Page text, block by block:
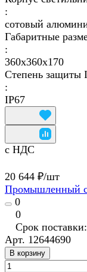
:
сотовый
Габаритные
:
360x360х170
Степень защиты
:
IP67
с НДС
20 644 ₽/шт
Промышленный
0
0
Срок
Арт. 12644690
В корзину